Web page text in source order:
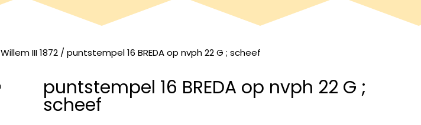
Willem III 1872 / puntstempel 16 BREDA op nvph 22 G ; scheef
puntstempel 16 BREDA op nvph 22 G ;
scheef